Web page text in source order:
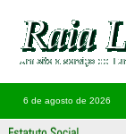
6 de agosto de 2026